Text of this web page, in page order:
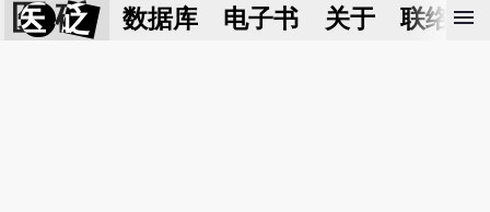
医 砭 数据库 电子书 关于 联络我
menu